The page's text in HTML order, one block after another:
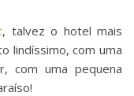
, talvez o hotel mais
lindíssimo, com uma
com uma pequena